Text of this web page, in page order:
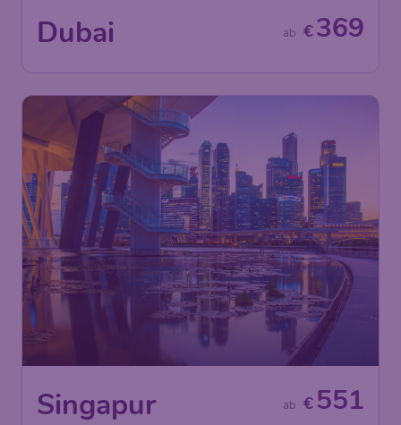
Dubai €369
ab
Singapur € 551
ab